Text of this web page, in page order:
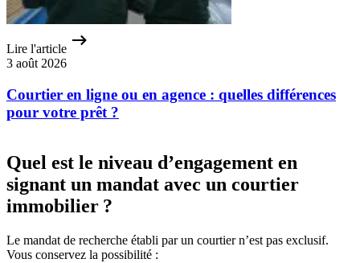
Lire l'article
3 août 2026
Courtier en ligne ou en agence : quelles différences
pour votre prêt ?
Quel est le niveau d’engagement en
signant un mandat avec un courtier
immobilier ?
Le mandat de recherche établi par un courtier n’est pas exclusif.
Vous conservez la possibilité :